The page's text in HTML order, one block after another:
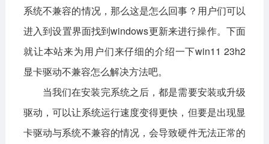
安卓应用
影音播放 系统工具
教育学习 网络购物 金融理财
系统不兼容的情况，那么这是怎么回事？用户们可以
进入到设置界面找到windows更新来进行操作。下面
就让本站来为用户们来仔细的介绍一下win11 23h2
显卡驱动不兼容怎么解决方法吧。
当我们在安装完系统之后，都是需要安装或升级
驱动，可以让系统运行速度变得更快，但要是出现显
卡驱动与系统不兼容的情况，会导致硬件无法正常的